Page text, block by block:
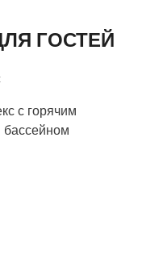
ГОСТЕЙ
с горячим